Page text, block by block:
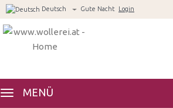
Deutsch Gute Nacht Login
MENÜ